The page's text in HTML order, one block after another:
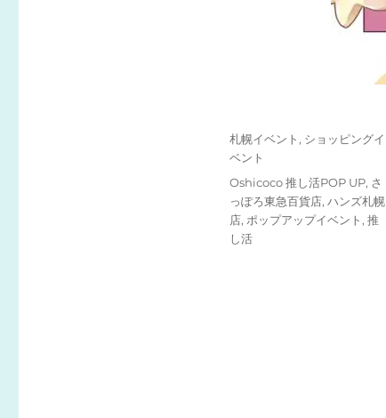
投
カ
テ
ー
札幌イベント , ショッピングイ
ベント
タ
グ
Oshicoco 推し活POP UP, さ
っぽろ東急百貨店, ハンズ札幌
店, ポップアップイベント , 推
し活